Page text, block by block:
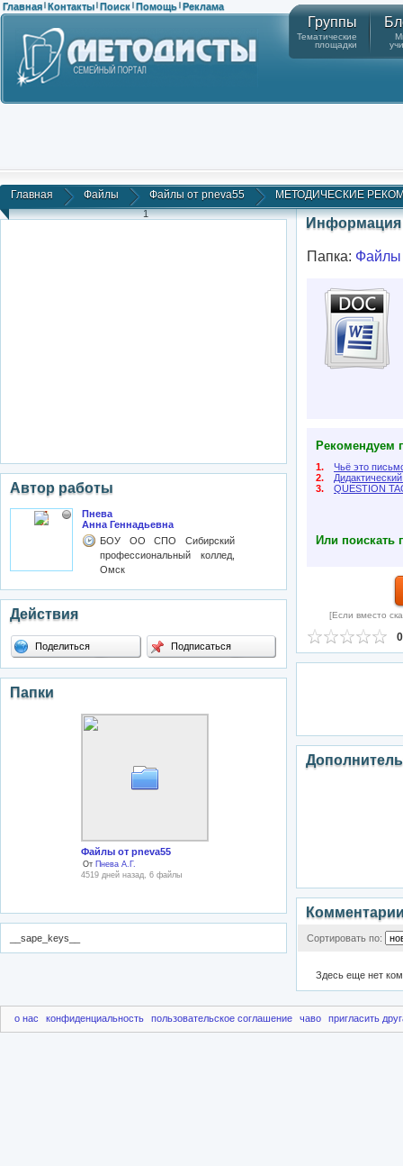
Главная | Контакты | Поиск | Помощь | Реклама
Группы
Тематические
площадки
Главная Файлы Файлы от pneva55 МЕТОДИЧЕСКИЕ
1
Автор работы
Пнева
Анна Геннадьевна
БОУ ОО СПО Сибирский
профессиональный коллед,
Омск
Действия
Поделиться Подписаться
Папки
Файлы от pneva55
От Пнева А.Г.
4519 дней назад, 6 файлы
__sape_keys__
Информация
Папка: Файлы
Рекомендуем
1.
Чьё это
2.
3.
QUESTION
Или поискать
[Если вместо
Сортировать по:
Здесь еще нет
о нас конфиденциальность пользовательское соглашение чаво пригласить